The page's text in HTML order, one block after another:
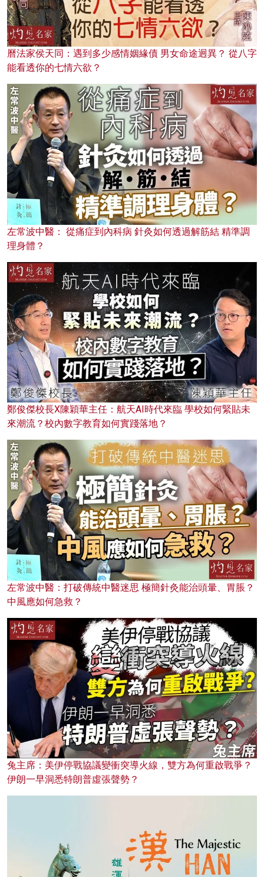
曆法家侯天同：遇到多少感情姻緣債 男女命途迥異？ 從八字
能看透你的七情六欲？
左常波中醫： 從痛症到內科病 針灸如何透過解筋結 精準調
理身體？
鄭俊傑校長X陳穎華主任：航天AI時代來臨 學校如何緊貼未
來潮流？校內數字教育如何實踐落地？
左常波中醫：打破傳統中醫迷思 極簡針灸能治頭暈、胃脹？
中風應如何急救？
兔主席：美伊停戰協議變衝突導火線，雙方為何重啟戰爭？
伊朗一早洞悉特朗普虛張聲勢？